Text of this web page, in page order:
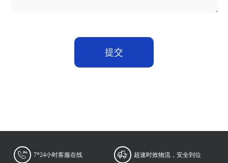
提交
7*24小时客服在线 超速时效物流，安全到位